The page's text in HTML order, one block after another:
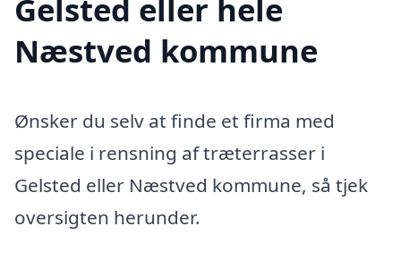
Gelsted eller hele
Næstved kommune
Ønsker du selv at finde et firma med
speciale i rensning af træterrasser i
Gelsted eller Næstved kommune, så tjek
oversigten herunder.